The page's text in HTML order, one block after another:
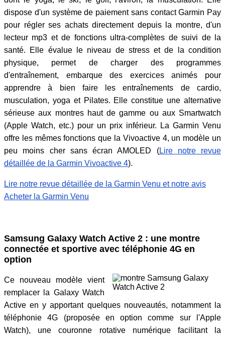
dispose d'un système de paiement sans contact Garmin Pay
pour régler ses achats directement depuis la montre, d'un
lecteur mp3 et de fonctions ultra-complètes de suivi de la
santé. Elle évalue le niveau de stress et de la condition
physique, permet de charger des programmes
d'entraînement, embarque des exercices animés pour
apprendre à bien faire les entraînements de cardio,
musculation, yoga et Pilates. Elle constitue une alternative
sérieuse aux montres haut de gamme ou aux Smartwatch
(Apple Watch, etc.) pour un prix inférieur. La Garmin Venu
offre les mêmes fonctions que la Vivoactive 4, un modèle un
peu moins cher sans écran AMOLED (Lire notre revue
détaillée de la Garmin Vivoactive 4).
Lire notre revue détaillée de la Garmin Venu et notre avis
Acheter la Garmin Venu
Samsung Galaxy Watch Active 2 : une montre
connectée et sportive avec téléphonie 4G en
option
Ce nouveau modèle vient
remplacer la Galaxy Watch
Active en y apportant quelques nouveautés, notamment la
téléphonie 4G (proposée en option comme sur l'Apple
Watch), une couronne rotative numérique facilitant la